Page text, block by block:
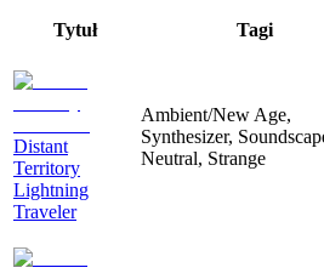
Tytuł Tagi
Distant
Territory
Lightning
Traveler
Ambient/New Age,
Synthesizer,
Neutral, Strange